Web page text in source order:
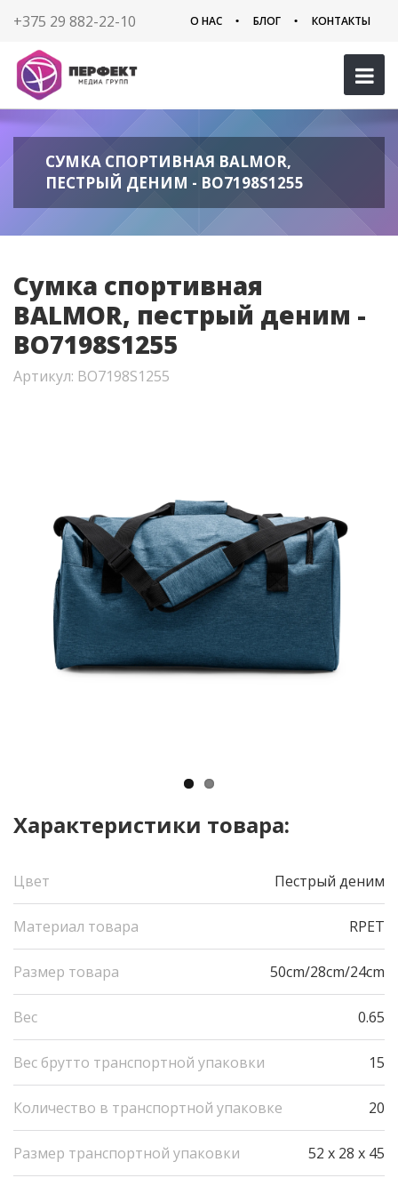
+375 29 882-22-10 О НАС БЛОГ КОНТАКТЫ
СУМКА СПОРТИВНАЯ BALMOR,
ПЕСТРЫЙ ДЕНИМ - BO7198S1255
Сумка спортивная
BALMOR, пестрый деним -
BO7198S1255
Артикул: BO7198S1255
Характеристики товара:
Цвет Пестрый деним
Материал товара RPET
Размер товара 50cm/28cm/24cm
Вес 0.65
Вес брутто транспортной упаковки 15
Количество в транспортной упаковке 20
Размер транспортной упаковки 52 x 28 x 45